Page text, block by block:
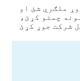
ملګري شئ او
چمتو کړئ،